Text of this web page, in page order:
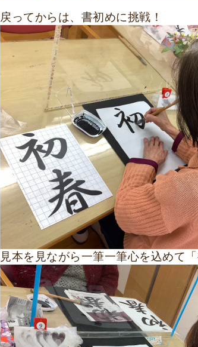
戻ってからは、書初めに挑戦！
見本を見ながら一筆一筆心を込めて